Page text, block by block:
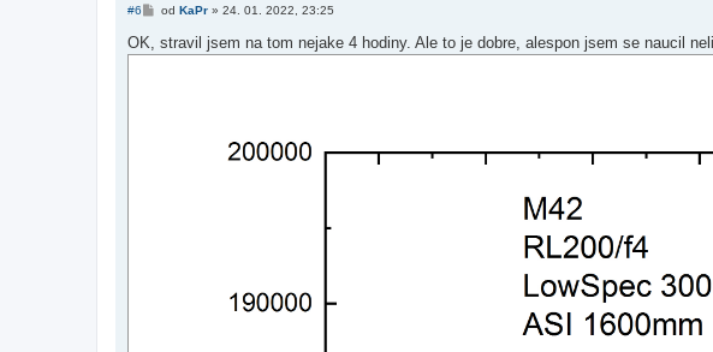
#6
P
s
od KaPr» 24. 01. 2022, 23:25
OK, stravil jsem na tom nejake 4 hodiny. Ale to je dobre, alespon jsem se naucil